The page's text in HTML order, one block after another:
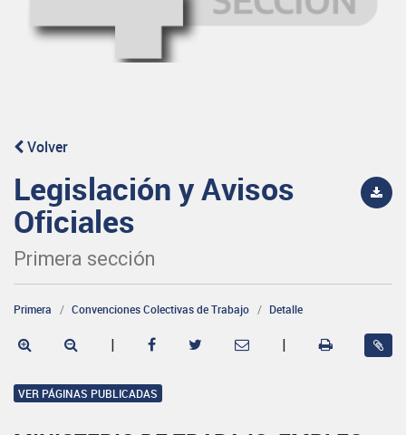
Volver
Legislación y Avisos
Oficiales
Primera sección
Primera Convenciones Colectivas de Trabajo Detalle
| |
VER PÁGINAS PUBLICADAS